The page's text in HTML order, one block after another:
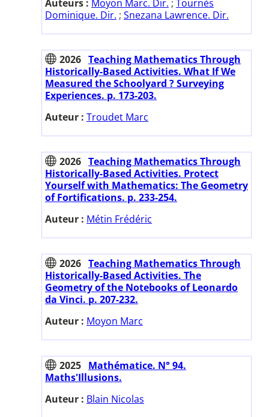
Auteurs : Moyon Marc. Dir. ; Tournès
Dominique. Dir. ; Snezana Lawrence. Dir.
2026 Teaching Mathematics Through
Historically-Based Activities. What If We
Measured the Schoolyard ? Surveying
Experiences. p. 173-203.
Auteur : Troudet Marc
2026 Teaching Mathematics Through
Historically-Based Activities. Protect
Yourself with Mathematics: The Geometry
of Fortifications. p. 233-254.
Auteur : Métin Frédéric
2026 Teaching Mathematics Through
Historically-Based Activities. The
Geometry of the Notebooks of Leonardo
da Vinci. p. 207-232.
Auteur : Moyon Marc
2025 Mathématice. N° 94.
Maths'Illusions.
Auteur : Blain Nicolas